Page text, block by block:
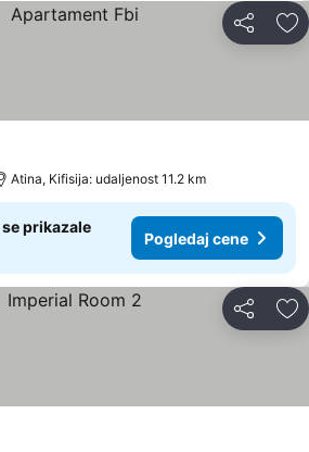
Deli
cene
Atina, Kifisija: udaljenost 11.2 km
prikazale
Pogledaj cene
Deli